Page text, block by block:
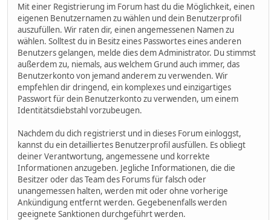
Mit einer Registrierung im Forum hast du die Möglichkeit, einen
eigenen Benutzernamen zu wählen und dein Benutzerprofil
auszufüllen. Wir raten dir, einen angemessenen Namen zu
wählen. Solltest du in Besitz eines Passwortes eines anderen
Benutzers gelangen, melde dies dem Administrator. Du stimmst
außerdem zu, niemals, aus welchem Grund auch immer, das
Benutzerkonto von jemand anderem zu verwenden. Wir
empfehlen dir dringend, ein komplexes und einzigartiges
Passwort für dein Benutzerkonto zu verwenden, um einem
Identitätsdiebstahl vorzubeugen.
Nachdem du dich registrierst und in dieses Forum einloggst,
kannst du ein detailliertes Benutzerprofil ausfüllen. Es obliegt
deiner Verantwortung, angemessene und korrekte
Informationen anzugeben. Jegliche Informationen, die die
Besitzer oder das Team des Forums für falsch oder
unangemessen halten, werden mit oder ohne vorherige
Ankündigung entfernt werden. Gegebenenfalls werden
geeignete Sanktionen durchgeführt werden.